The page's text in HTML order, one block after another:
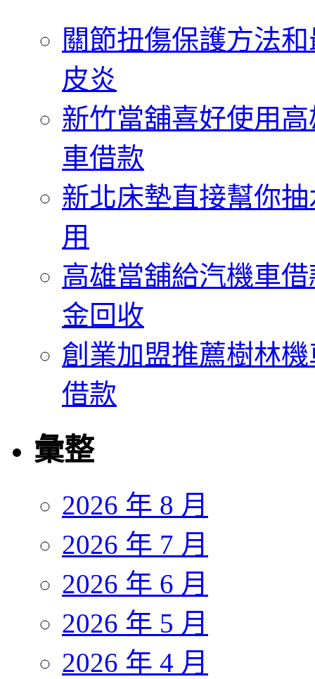
關節扭傷保護方法
皮炎
新竹當舖喜好使用
車借款
新北床墊直接幫你
用
高雄當舖給汽機車
金回收
創業加盟推薦樹林
借款
彙整
2026 年 8 月
2026 年 7 月
2026 年 6 月
2026 年 5 月
2026 年 4 月